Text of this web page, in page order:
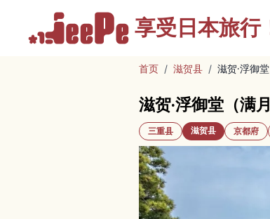
享受 日本旅行
首页 / 滋贺县 / 滋贺·浮御
滋贺·浮御堂（满
三重县 滋贺县 京都府